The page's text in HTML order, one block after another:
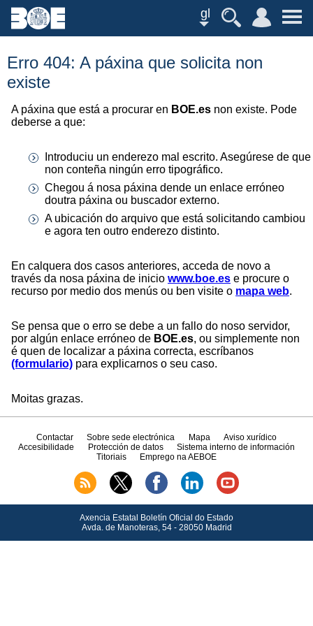
gl
Erro 404: A páxina que solicita non
existe
A páxina que está a procurar en BOE.es non existe. Pode
deberse a que:
Introduciu un enderezo mal escrito. Asegúrese de que
non conteña ningún erro tipográfico.
Chegou á nosa páxina dende un enlace erróneo
doutra páxina ou buscador externo.
A ubicación do arquivo que está solicitando cambiou
e agora ten outro enderezo distinto.
En calquera dos casos anteriores, acceda de novo a
través da nosa páxina de inicio www.boe.es e procure o
recurso por medio dos menús ou ben visite o mapa web.
Se pensa que o erro se debe a un fallo do noso servidor,
por algún enlace erróneo de BOE.es, ou simplemente non
é quen de localizar a páxina correcta, escríbanos
(formulario) para explicarnos o seu caso.
Moitas grazas.
Contactar Sobre sede electrónica Mapa
Aviso xurídico
Accesibilidade
Protección de datos
Sistema interno de información
Titoriais
Emprego na AEBOE
Axencia Estatal Boletín Oficial do Estado
Avda.de Manoteras, 54 - 28050 Madrid